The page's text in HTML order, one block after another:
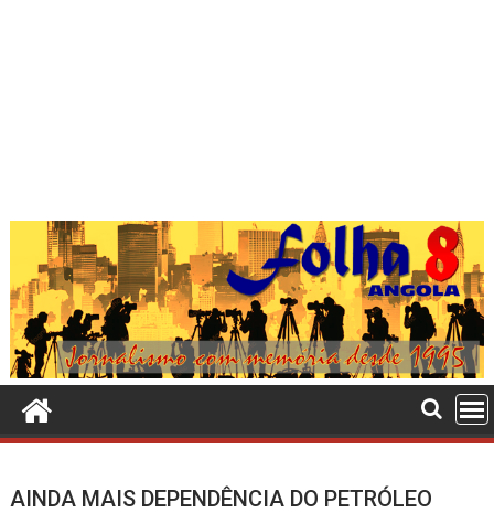
AINDA MAIS DEPENDÊNCIA DO PETRÓLEO